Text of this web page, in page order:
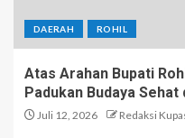
DAERAH ROHIL
Atas Arahan Bupati
Padukan Budaya
Juli 12, 2026 Redaksi